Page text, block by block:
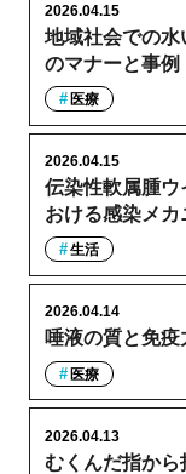
地域社会での
のマナーと事例
2026.04.15
医療
伝染性軟属腫ウ
おける感染メカ
2026.04.15
生活
唾液の質と免疫
2026.04.14
医療
むくんだ指か
2026.04.13